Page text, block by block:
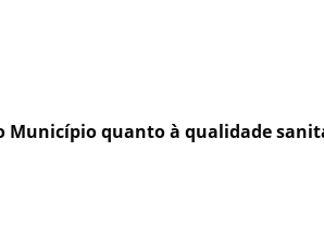
quanto à qualidade